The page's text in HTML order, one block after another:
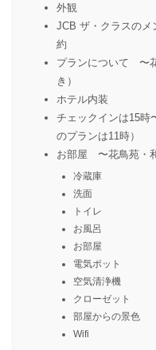
外観
JCB ザ・クラスのメ
約
プランについて 〜
き）
ホテル内装
チェックインは15時
のプランは11時）
お部屋 〜花鳥苑・
冷蔵庫
洗面
トイレ
お風呂
お部屋
電気ポット
空気清浄機
クローゼット
部屋からの景色
Wifi